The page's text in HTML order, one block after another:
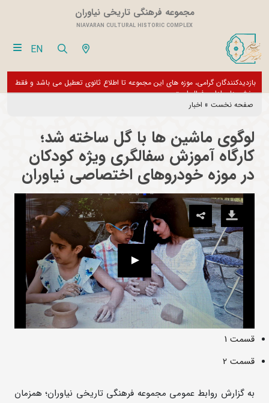
مجموعه فرهنگی تاریخی نیاوران
NIAVARAN CULTURAL HISTORIC COMPLEX
EN
بازدیدکنندگان گرامی، موزه های این مجموعه تا اطلاع ثانوی تعطیل می باشد و فقط
بخش های اداری فعال است
صفحه نخست » اخبار
لوگوی ماشین ها با گل ساخته شد؛
کارگاه آموزش سفالگری ویژه کودکان
در موزه خودروهای اختصاصی نیاوران
قسمت 1
قسمت 2
به گزارش روابط عمومی مجموعه فرهنگی تاریخی نیاوران؛ همزمان